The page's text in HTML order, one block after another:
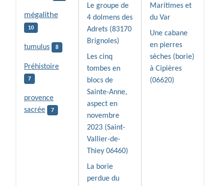
mégalithe
10
tumulus 8
Préhistoire
7
provence
sacrée
7
Le groupe de
4 dolmens des
Adrets (83170
Brignoles)
Les cinq
tombes en
blocs de
Sainte-Anne,
aspect en
novembre
2023 (Saint-
Vallier-de-
Thiey 06460)
La borie
perdue du
Maritimes et
du Var
Une cabane
en pierres
sèches (borie)
à Cipières
(06620)